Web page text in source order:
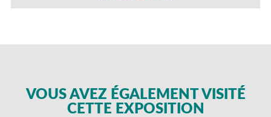
VOUS AVEZ ÉGALEMENT VISITÉ
CETTE EXPOSITION